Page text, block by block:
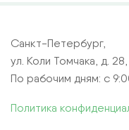
Санкт-Петербург,
ул. Коли Томчака, д.
По рабочим дням: с
Политика